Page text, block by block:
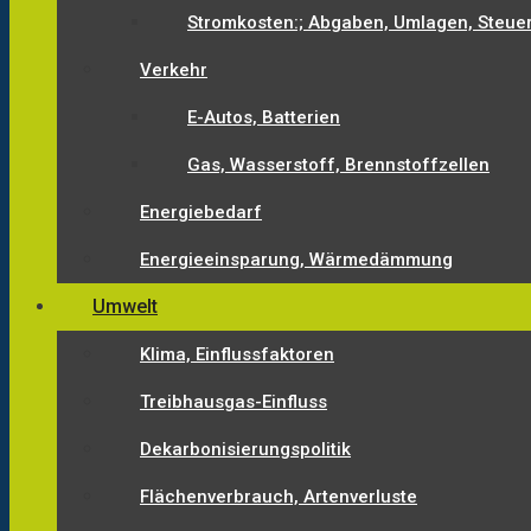
Stromkosten:; Abgaben, Umlagen,
Verkehr
E-Autos, Batterien
Gas, Wasserstoff, Brennstoffzellen
Energiebedarf
Energieeinsparung, Wärmedämmung
Umwelt
Klima, Einflussfaktoren
Treibhausgas-Einfluss
Dekarbonisierungspolitik
Flächenverbrauch, Artenverluste